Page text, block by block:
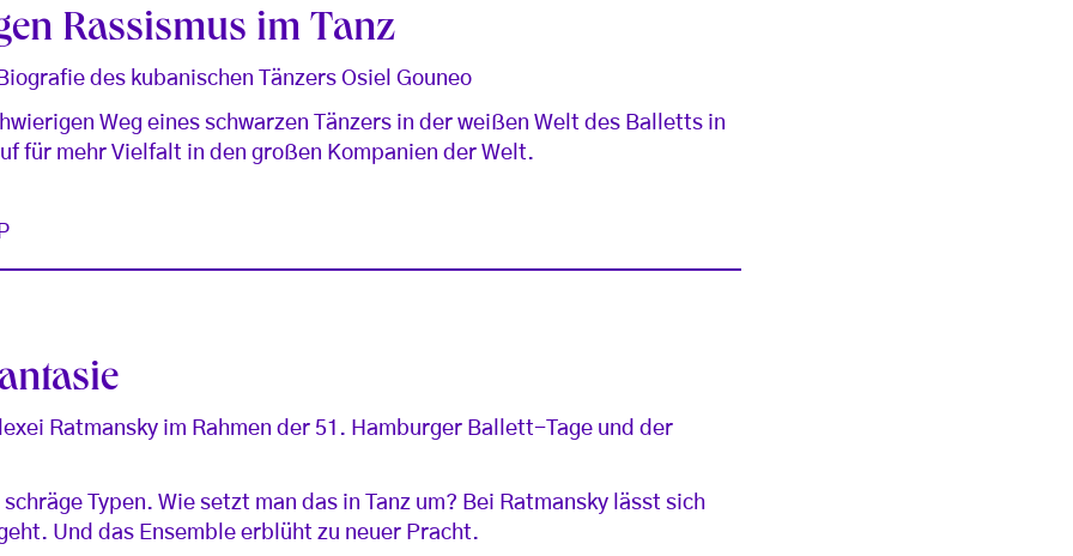
Rassismus im Tanz
des kubanischen Tänzers Osiel Gouneo
Weg eines schwarzen Tänzers in der weißen Welt des Balletts in
für mehr Vielfalt in den großen Kompanien der Welt.
Ratmansky im Rahmen der 51. Hamburger Ballett-Tage und der
Typen. Wie setzt man das in Tanz um? Bei Ratmansky lässt sich
Und das Ensemble erblüht zu neuer Pracht.